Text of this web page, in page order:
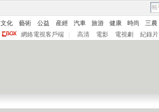
文化 藝術 公益 産經 汽車 旅游 健康 時尚 三農
網絡電視客戶端 高清 電影 電視劇 紀錄片